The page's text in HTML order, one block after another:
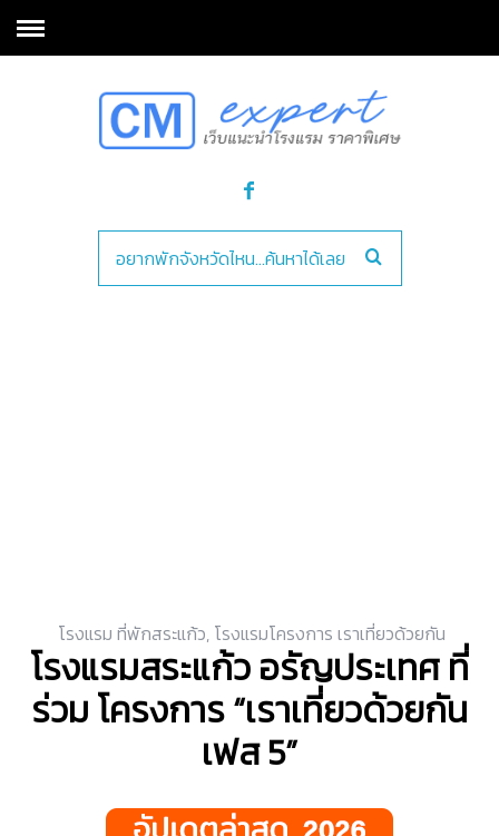
โรงแรม ที่พักสระแก้ว, โรงแรมโครงการ เราเที่ยวด้วยกัน
โรงแรมสระแก้ว อรัญประเทศ ที่
ร่วม โครงการ “เราเที่ยวด้วยกัน
เฟส 5”